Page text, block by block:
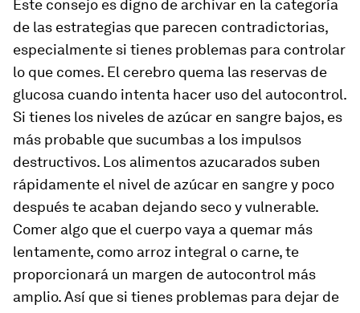
Este consejo es digno de archivar en la categoría
de las estrategias que parecen contradictorias,
especialmente si tienes problemas para controlar
lo que comes. El cerebro quema las reservas de
glucosa cuando intenta hacer uso del autocontrol.
Si tienes los niveles de azúcar en sangre bajos, es
más probable que sucumbas a los impulsos
destructivos. Los alimentos azucarados suben
rápidamente el nivel de azúcar en sangre y poco
después te acaban dejando seco y vulnerable.
Comer algo que el cuerpo vaya a quemar más
lentamente, como arroz integral o carne, te
proporcionará un margen de autocontrol más
amplio. Así que si tienes problemas para dejar de